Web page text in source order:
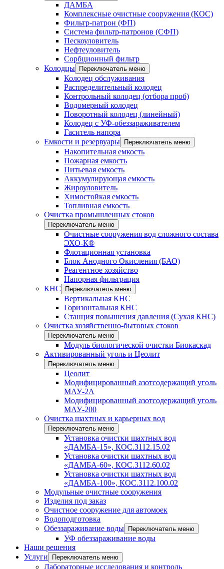
ДАМБА
Комплексные очистные сооружения (КОС)
Фильтр-патрон (ФП)
Система фильтр-патронов (СФП)
Пескоуловитель
Нефтеуловитель
Сорбционный фильтр
Колодцы
Переключатель меню
Колодец обслуживания
Распределительный колодец
Контрольный колодец (отбора проб)
Водомерный колодец
Поворотный колодец (линейный)
Колодец с УФ-обеззараживателем
Гаситель напора
Емкости и резервуары
Переключатель меню
Накопительная емкость
Пожарная емкость
Питьевая емкость
Аккумулирующая емкость
Жироуловитель
Химостойкая емкость
Топливная емкость
Очистка промышленных стоков
Переключатель меню
Очистные сооружения вод сложного состава
ЭХО-К®
Флотационная установка
Блок Анодного Окисления (БАО)
Реагентное хозяйство
Напорная фильтрация
КНС
Переключатель меню
Вертикальная КНС
Горизонтальная КНС
Станция повышения давления (Сухая КНС)
Очистка хозяйственно-бытовых стоков
Переключатель меню
Модуль биологической очистки Биокаскад
Активированный уголь и Цеолит
Переключатель меню
Цеолит
Модифицированный азотсодержащий уголь
МАУ-2А
Модифицированный азотсодержащий уголь
МАУ-200
Очистка шахтных и карьерных вод
Переключатель меню
Установка очистки шахтных вод
«ДАМБА-15», КОС.3112.15.02
Установка очистки шахтных вод
«ДАМБА-60», КОС.3112.60.02
Установка очистки шахтных вод
«ДАМБА-100», КОС.3112.100.02
Модульные очистные сооружения
Изделия под заказ
Очистное сооружение для автомоек
Водоподготовка
Обеззараживание воды
Переключатель меню
УФ обеззараживание воды
Наши решения
Услуги
Переключатель меню
Лабораторные исследования и контроль